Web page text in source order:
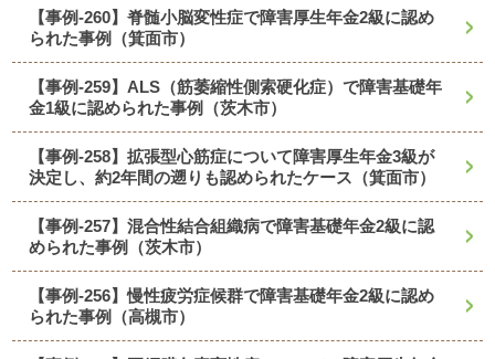
【事例-260】脊髄小脳変性症で障害厚生年金2級に認め
られた事例（箕面市）
【事例-259】ALS（筋萎縮性側索硬化症）で障害基礎年
金1級に認められた事例（茨木市）
【事例-258】拡張型心筋症について障害厚生年金3級が
決定し、約2年間の遡りも認められたケース（箕面市）
【事例-257】混合性結合組織病で障害基礎年金2級に認
められた事例（茨木市）
【事例-256】慢性疲労症候群で障害基礎年金2級に認め
られた事例（高槻市）